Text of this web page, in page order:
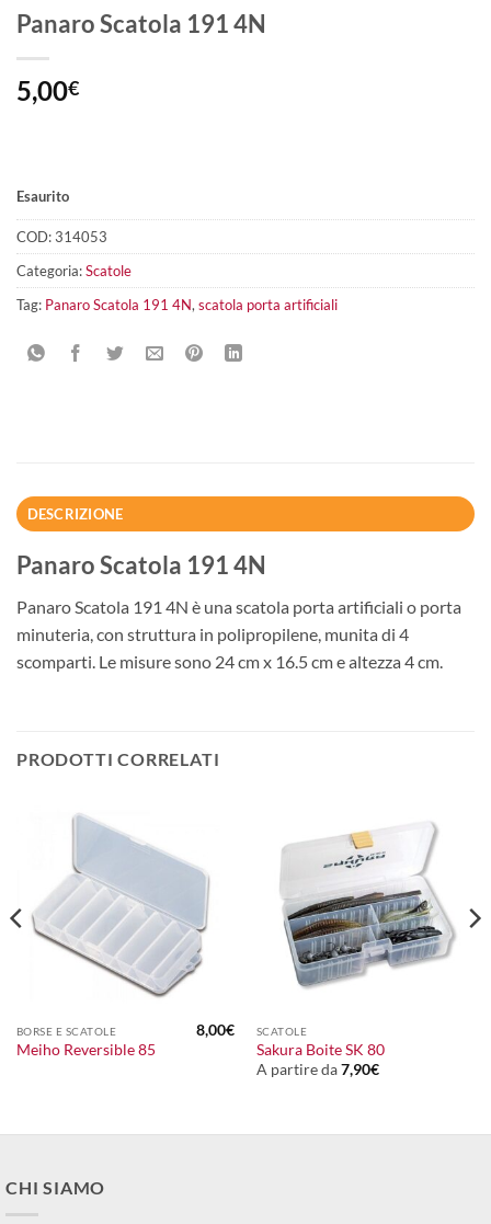
Panaro Scatola 191 4N
5,00€
Esaurito
COD:314053
Categoria:Scatole
Tag: Panaro Scatola 191 4N, scatola porta artificiali
DESCRIZIONE
Panaro Scatola 191 4N
Panaro Scatola 191 4N è una scatola porta artificiali o porta
minuteria, con struttura in polipropilene, munita di 4
scomparti. Le misure sono 24 cm x 16.5 cm e altezza 4 cm.
PRODOTTI CORRELATI
BORSE E SCATOLE
Meiho Reversible 85
8,00€ SCATOLE
Sakura Boite SK 80
A partire da7,90€
CHI SIAMO